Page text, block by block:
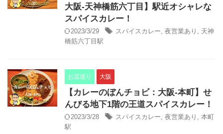
大阪-天神橋筋六丁目】駅近オシャレな
スパイスカレー！
2023/3/29 スパイスカレー, 夜営業あり , 天神
橋筋六丁目駅
お店巡り 大阪
【カレーのぼんチョビ：大阪-本町】せ
んびる地下1階の王道スパイスカレー！
2023/3/28 スパイスカレー, 夜営業あり , 本町
駅